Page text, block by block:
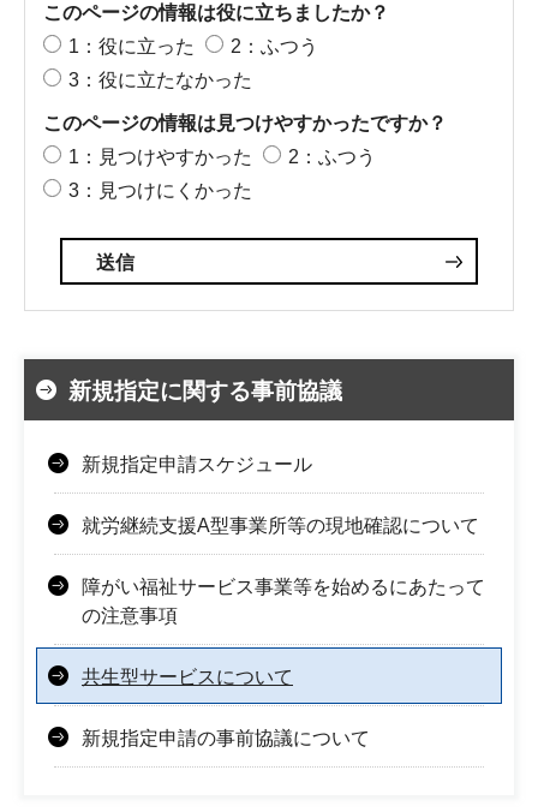
このページの情報は役に立ちましたか？
1：役に立った
2：ふつう
3：役に立たなかった
このページの情報は見つけやすかったですか？
1：見つけやすかった
2：ふつう
3：見つけにくかった
新規指定に関する事前協議
新規指定申請スケジュール
就労継続支援A型事業所等の現地確認について
障がい福祉サービス事業等を始めるにあたって
の注意事項
共生型サービスについて
新規指定申請の事前協議について